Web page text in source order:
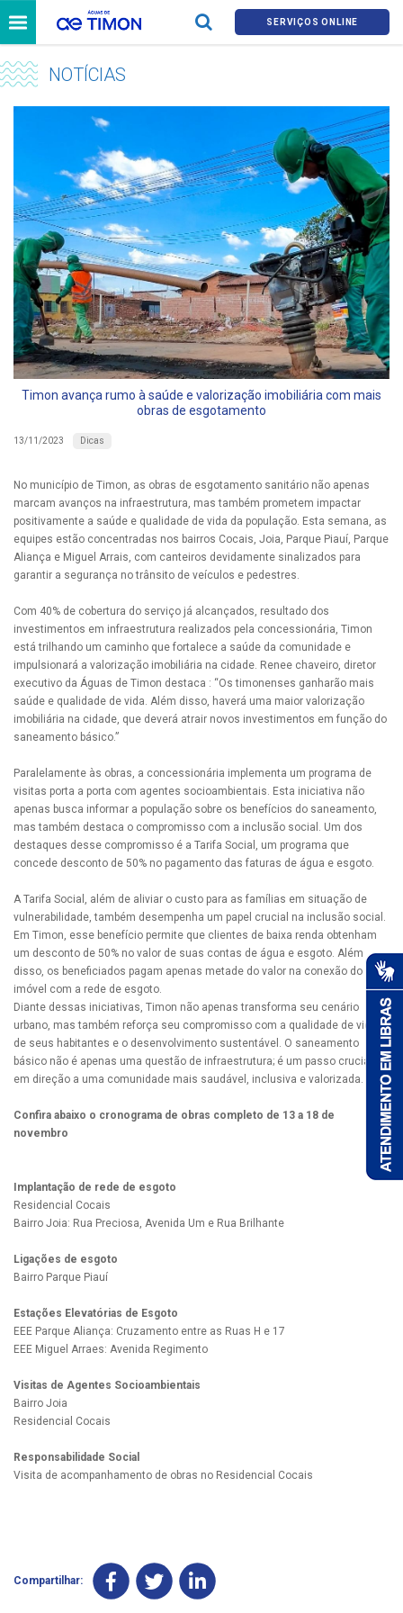
SERVIÇOS ONLINE
NOTÍCIAS
Timon avança rumo à saúde e valorização imobiliária com mais
obras de esgotamento
13/11/2023 Dicas
No município de Timon, as obras de esgotamento sanitário não apenas
marcam avanços na infraestrutura, mas também prometem impactar
positivamente a saúde e qualidade de vida da população. Esta semana, as
equipes estão concentradas nos bairros Cocais, Joia, Parque Piauí, Parque
Aliança e Miguel Arrais, com canteiros devidamente sinalizados para
garantir a segurança no trânsito de veículos e pedestres.
Com 40% de cobertura do serviço já alcançados, resultado dos
investimentos em infraestrutura realizados pela concessionária, Timon
está trilhando um caminho que fortalece a saúde da comunidade e
impulsionará a valorização imobiliária na cidade. Renee chaveiro, diretor
executivo da Águas de Timon destaca : “Os timonenses ganharão mais
saúde e qualidade de vida. Além disso, haverá uma maior valorização
imobiliária na cidade, que deverá atrair novos investimentos em função do
saneamento básico.”
Paralelamente às obras, a concessionária implementa um programa de
visitas porta a porta com agentes socioambientais. Esta iniciativa não
apenas busca informar a população sobre os benefícios do saneamento,
mas também destaca o compromisso com a inclusão social. Um dos
destaques desse compromisso é a Tarifa Social, um programa que
concede desconto de 50% no pagamento das faturas de água e esgoto.
A Tarifa Social, além de aliviar o custo para as famílias em situação de
vulnerabilidade, também desempenha um papel crucial na inclusão social.
Em Timon, esse benefício permite que clientes de baixa renda obtenham
um desconto de 50% no valor de suas contas de água e esgoto. Além
disso, os beneficiados pagam apenas metade do valor na conexão do
imóvel com a rede de esgoto.
Diante dessas iniciativas, Timon não apenas transforma seu cenário
urbano, mas também reforça seu compromisso com a qualidade de vida
de seus habitantes e o desenvolvimento sustentável. O saneamento
básico não é apenas uma questão de infraestrutura; é um passo crucial
em direção a uma comunidade mais saudável, inclusiva e valorizada.
Confira abaixo o cronograma de obras completo de 13 a 18 de
novembro
Implantação de rede de esgoto
Residencial Cocais
Bairro Joia: Rua Preciosa, Avenida Um e Rua Brilhante
Ligações de esgoto
Bairro Parque Piauí
Estações Elevatórias de Esgoto
EEE Parque Aliança: Cruzamento entre as Ruas H e 17
EEE Miguel Arraes: Avenida Regimento
Visitas de Agentes Socioambientais
Bairro Joia
Residencial Cocais
Responsabilidade Social
Visita de acompanhamento de obras no Residencial Cocais
Compartilhar: